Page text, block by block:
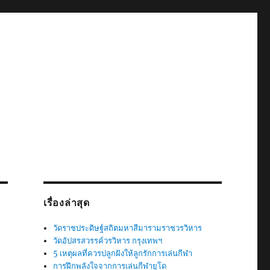
เรื่องล่าสุด
วัดราชประดิษฐ์สถิตมหาสีมารามราชวรวิหาร
วัดอัปสรสวรรค์วรวิหาร กรุงเทพฯ
5 เหตุผลที่ควรปลูกฝังให้ลูกรักการเล่นกีฬา
การฝึกพลังใจจากการเล่นกีฬายูโด